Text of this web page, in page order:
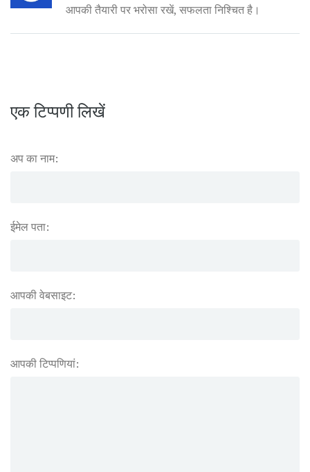
आपकी तैयारी पर भरोसा रखें, सफलता निश्चित है।
एक टिप्पणी लिखें
अप का नाम:
ईमेल पता:
आपकी वेबसाइट:
आपकी टिप्पणियां: